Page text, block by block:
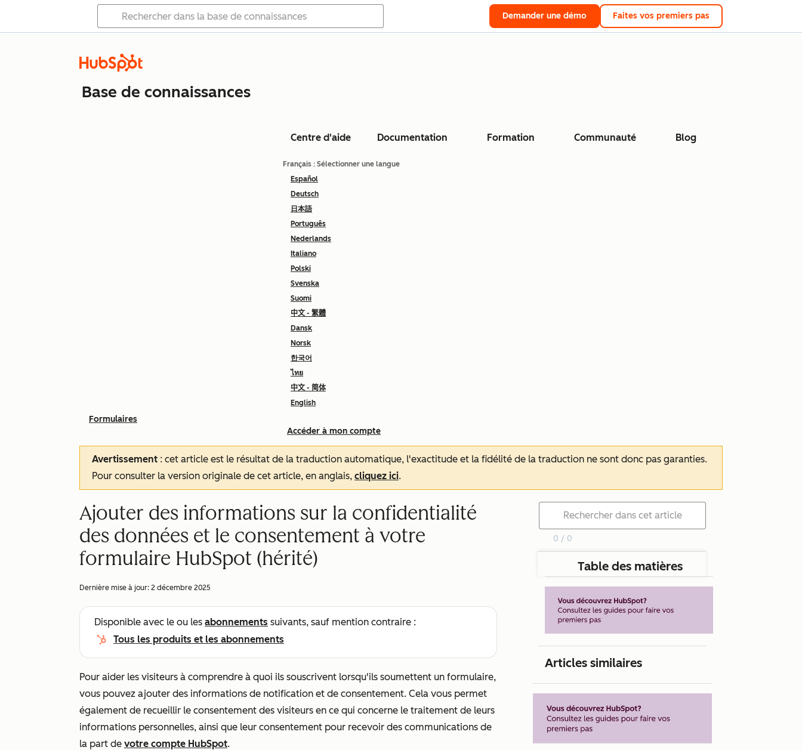
Demander une démo Faites vos premiers pas
Base de connaissances
Centre d'aide Documentation Formation Communauté Blog
Français : Sélectionner une langue
Español
Deutsch
日本語
Português
Nederlands
Italiano
Polski
Svenska
Suomi
中文 - 繁體
Dansk
Norsk
한국어
ไทย
中文 - 简体
English
Accéder à mon compte
Formulaires
Avertissement : cet article est le résultat de la traduction automatique, l'exactitude et la fidélité de la traduction ne sont donc pas garanties.
Pour consulter la version originale de cet article, en anglais, cliquez ici.
Ajouter des informations sur la confidentialité
des données et le consentement à votre
formulaire HubSpot (hérité)
Dernière mise à jour: 2 décembre 2025
Disponible avec le ou les abonnements suivants, sauf mention contraire :
Tous les produits et les abonnements
Pour aider les visiteurs à comprendre à quoi ils souscrivent lorsqu'ils soumettent un formulaire,
vous pouvez ajouter des informations de notification et de consentement. Cela vous permet
également de recueillir le consentement des visiteurs en ce qui concerne le traitement de leurs
informations personnelles, ainsi que leur consentement pour recevoir des communications de
la part de votre compte HubSpot.
0 / 0
Table des matières
Articles similaires